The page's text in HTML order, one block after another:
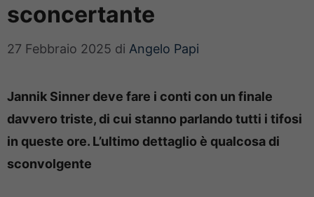
sconcertante
27 Febbraio 2025 di Angelo Papi
Jannik Sinner deve fare i conti con un finale
davvero triste, di cui stanno parlando tutti i tifosi
in queste ore. L’ultimo dettaglio è qualcosa di
sconvolgente